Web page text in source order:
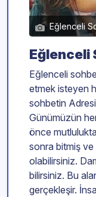
Eğlenceli
Eğlenceli
Eğlenceli
etmek isteyen
sohbetin
Günümüzün
önce
sonra bitmiş
olabilirsiniz.
bilirsiniz. Bu
gerçekleşir.